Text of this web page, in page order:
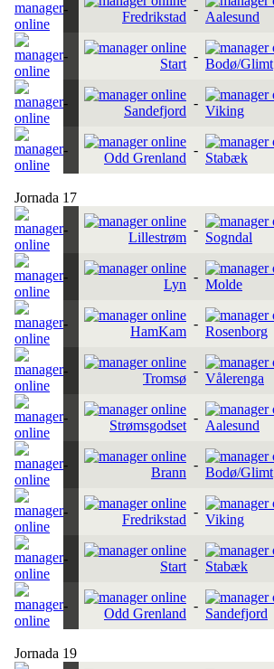
-
Fredrikstad
-
Aalesund
-
Start
-
Bodø/Glimt
-
Sandefjord
-
Viking
-
Odd Grenland
-
Stabæk
Jornada 17
-
Lillestrøm
-
Sogndal
-
Lyn
-
Molde
-
HamKam
-
Rosenborg
-
Tromsø
-
Vålerenga
-
Strømsgodset
-
Aalesund
-
Brann
-
Bodø/Glimt
-
Fredrikstad
-
Viking
-
Start
-
Stabæk
-
Odd Grenland
-
Sandefjord
Jornada 19